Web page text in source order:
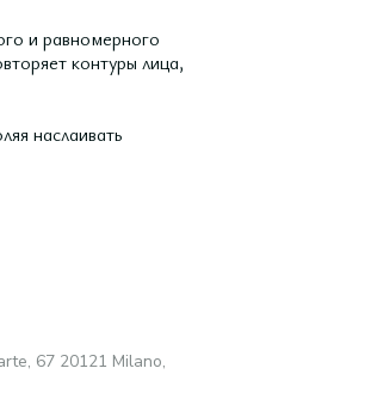
и равномерного
контуры лица,
наслаивать
67 20121 Milano,